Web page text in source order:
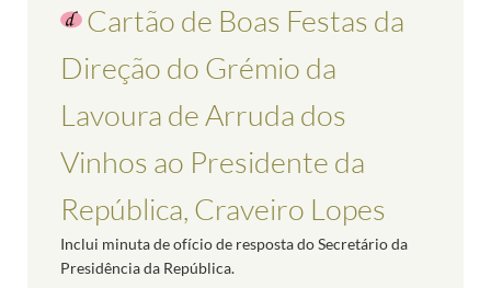
Cartão de Boas Festas da
Direção do Grémio da
Lavoura de Arruda dos
Vinhos ao Presidente da
República, Craveiro Lopes
Inclui minuta de ofício de resposta do Secretário da
Presidência da República.